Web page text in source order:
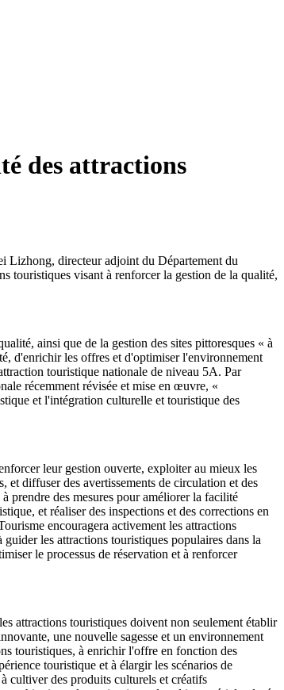
des attractions
Lizhong, directeur adjoint du Département du
touristiques visant à renforcer la gestion de la qualité,
ainsi que de la gestion des sites pittoresques « à
d'enrichir les offres et d'optimiser l'environnement
touristique nationale de niveau 5A. Par
récemment révisée et mise en œuvre, «
et l'intégration culturelle et touristique des
leur gestion ouverte, exploiter au mieux les
et diffuser des avertissements de circulation et des
prendre des mesures pour améliorer la facilité
et réaliser des inspections et des corrections en
encouragera activement les attractions
les attractions touristiques populaires dans la
le processus de réservation et à renforcer
attractions touristiques doivent non seulement établir
une nouvelle sagesse et un environnement
touristiques, à enrichir l'offre en fonction des
touristique et à élargir les scénarios de
cultiver des produits culturels et créatifs